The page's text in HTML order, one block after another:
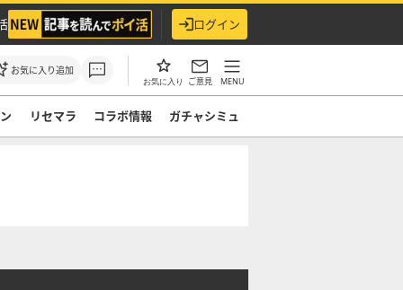
ログイン
お気に入り追加
お気に入り ご意見 MENU
リセマラ コラボ情報 ガチャシミュ